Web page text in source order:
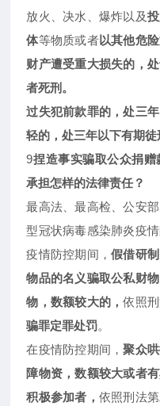
放火、决水、爆炸以及
体等物质或者以其他危
财产遭受重大损失的，
者死刑。
过失犯前款罪的，处三
轻的，处三年以下有期徒
9捏造事实骗取公众捐
承担怎样的法律责任？
最高法、最高检、公安
型冠状病毒感染肺炎疫
疫情防控期间，假借研
物品的名义骗取公私财
物，数额较大的，依照
骗罪定罪处罚。
在疫情防控期间，聚众
障物资，数额较大或者
积极参加者， 依照刑法